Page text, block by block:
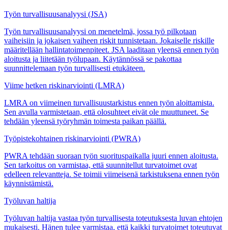
Työn turvallisuusanalyysi (JSA)
Työn turvallisuusanalyysi on menetelmä, jossa työ pilkotaan
vaiheisiin ja jokaisen vaiheen riskit tunnistetaan. Jokaiselle riskille
määritellään hallintatoimenpiteet. JSA laaditaan yleensä ennen työn
aloitusta ja liitetään työlupaan. Käytännössä se pakottaa
suunnittelemaan työn turvallisesti etukäteen.
Viime hetken riskinarviointi (LMRA)
LMRA on viimeinen turvallisuustarkistus ennen työn aloittamista.
Sen avulla varmistetaan, että olosuhteet eivät ole muuttuneet. Se
tehdään yleensä työryhmän toimesta paikan päällä.
Työpistekohtainen riskinarviointi (PWRA)
PWRA tehdään suoraan työn suorituspaikalla juuri ennen aloitusta.
Sen tarkoitus on varmistaa, että suunnitellut turvatoimet ovat
edelleen relevantteja. Se toimii viimeisenä tarkistuksena ennen työn
käynnistämistä.
Työluvan haltija
Työluvan haltija vastaa työn turvallisesta toteutuksesta luvan ehtojen
mukaisesti. Hänen tulee varmistaa, että kaikki turvatoimet toteutuvat